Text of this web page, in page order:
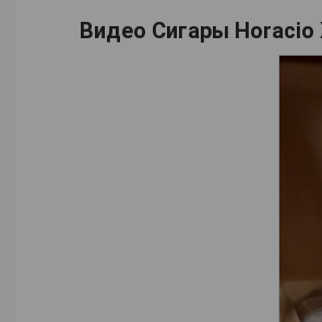
Видео Сигары Horacio